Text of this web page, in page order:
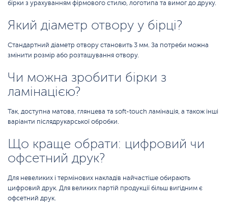
бірки з урахуванням фірмового стилю, логотипа та вимог до друку.
Який діаметр отвору у бірці?
Стандартний діаметр отвору становить 3 мм. За потреби можна
змінити розмір або розташування отвору.
Чи можна зробити бірки з
ламінацією?
Так, доступна матова, глянцева та soft-touch ламінація, а також інші
варіанти післядрукарської обробки.
Що краще обрати: цифровий чи
офсетний друк?
Для невеликих і термінових накладів найчастіше обирають
цифровий друк. Для великих партій продукції більш вигідним є
офсетний друк.